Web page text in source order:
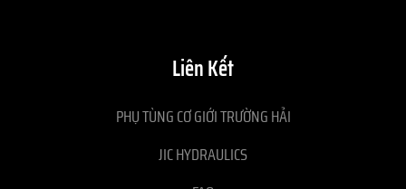
Liên Kết
PHỤ TÙNG CƠ GIỚI TRƯỜNG HẢI
JIC HYDRAULICS